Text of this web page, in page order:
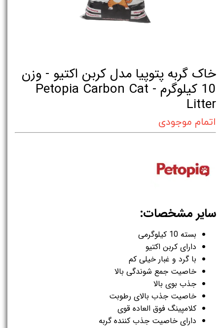
خاک گربه پتوپیا مدل کربن اکتیو - وزن
10 کیلوگرم - Petopia Carbon Cat
Litter
اتمام موجودی
سایر مشخصات:
بسته 10 کیلوگرمی
دارای کربن اکتیو
با گرد و غبار خیلی کم
خاصیت جمع شوندگی بالا
جذب بوی بالا
خاصیت جذب بالای رطوبت
کلامپینگ فوق العاده قوی
دارای خاصیت جذب کننده گربه